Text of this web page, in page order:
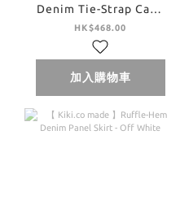
Denim Tie-Strap Cami
Top - Off White
HK$468.00
加入購物車